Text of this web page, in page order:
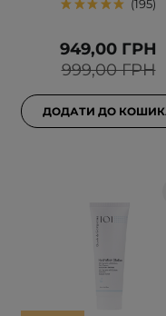
195
999,00 ГРН
949,00 ГРН
ДОДАТИ ДО